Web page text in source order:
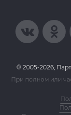
© 2005-2026,
При полном или